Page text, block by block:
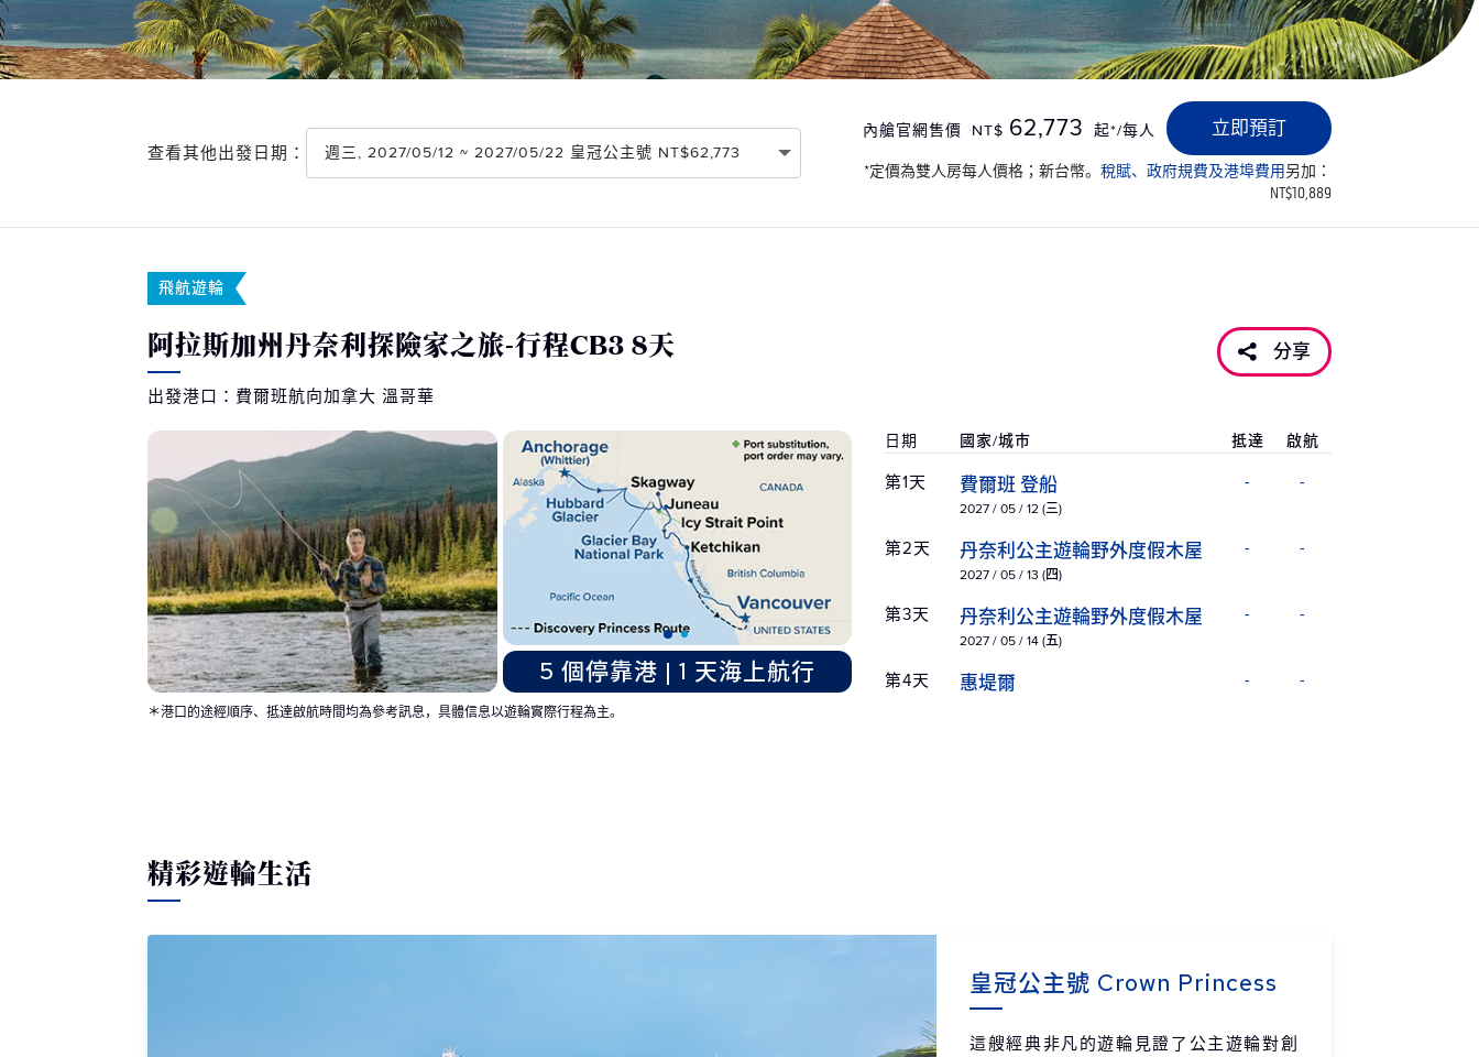
查看其他出發日期： 週三, 2027/05/12 ~ 2027/05/22 皇冠公主號 NT$62,773
內艙官網售價 NT$ 62,773 起*/每人 立即預訂
*定價為雙人房每人價格；新台幣。 稅賦、政府規費及港埠費用另加：
NT$10,889
飛航遊輪
阿拉斯加州丹奈利探險家之旅-行程CB3 8天
出發港口：費爾班航向加拿大 溫哥華
分享
5 個停靠港 | 1 天海上航行
日期 國家/城市 抵達 啟航
第1天 費爾班 登船
2027 / 05 / 12 (三)
- -
第2天 丹奈利公主遊輪野外度假木屋
2027 / 05 / 13 (四)
- -
第3天 丹奈利公主遊輪野外度假木屋
2027 / 05 / 14 (五)
- -
第4天 惠堤爾 - -
阿拉斯加州 史凱威
2027 / 05 / 18 (二)
＊港口的途經順序、抵達啟航時間均為參考訊息，具體信息以遊輪實際行程為主。
精彩遊輪生活
皇冠公主號 Crown Princess
這艘經典非凡的遊輪見證了公主遊輪對創